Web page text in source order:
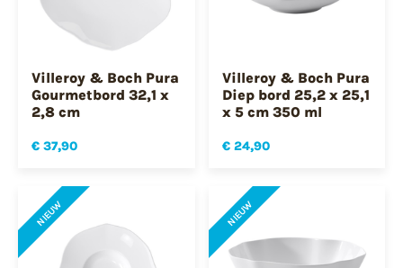
Villeroy & Boch Pura
Gourmetbord 32,1 x
2,8 cm
€ 37,90
Villeroy & Boch Pura
Diep bord 25,2 x 25,1
x 5 cm 350 ml
€ 24,90
NIEUW NIEUW